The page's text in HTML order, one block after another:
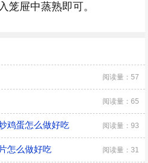
笼屉中蒸熟即可。
阅读量：57
阅读量：65
鸡蛋怎么做好吃 阅读量：93
怎么做好吃 阅读量：31